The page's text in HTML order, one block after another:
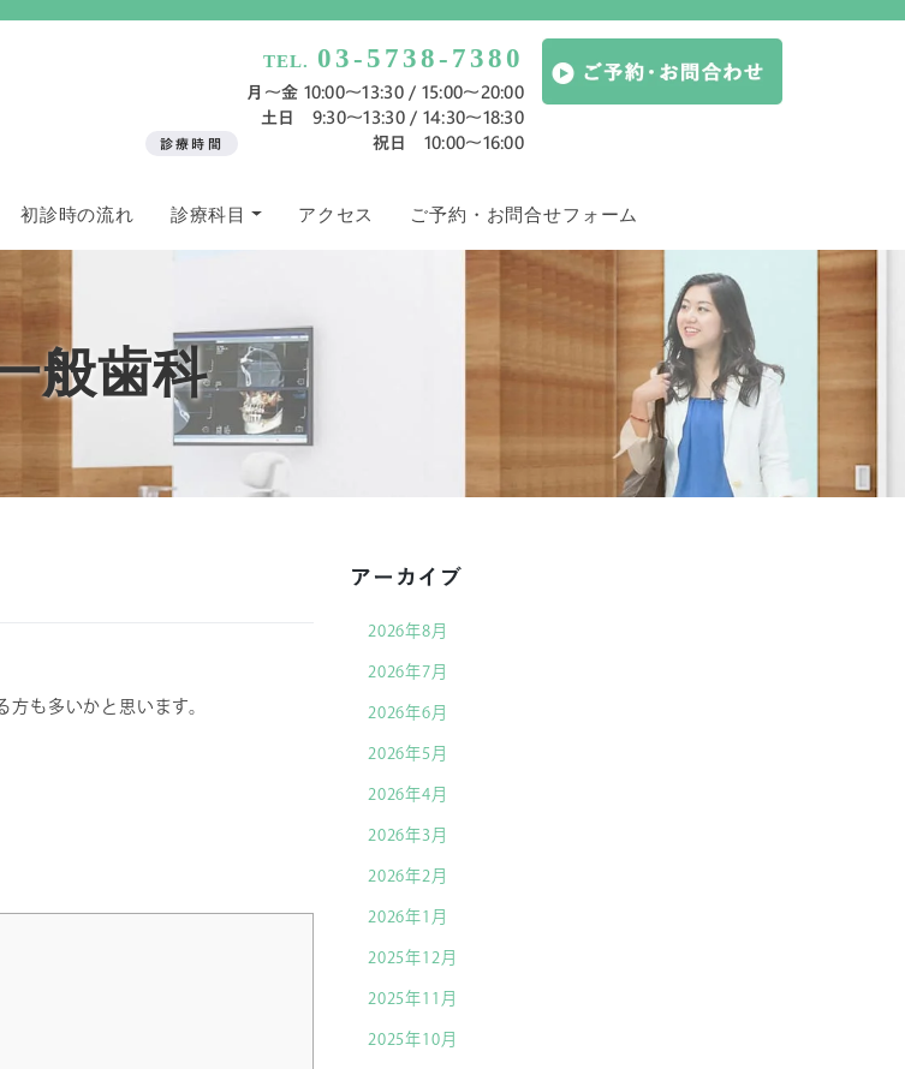
TEL. 03-5738-7380
診療時間
月〜金 10:00～13:30 / 15:00～20:00
土日 9:30～13:30 / 14:30～18:30
祝日 10:00〜16:00
初診時の流れ 診療科目 アクセス ご予約・お問合せフォーム
般歯科
も多いかと思います。
アーカイブ
2026年8月
2026年7月
2026年6月
2026年5月
2026年4月
2026年3月
2026年2月
2026年1月
2025年12月
2025年11月
2025年10月